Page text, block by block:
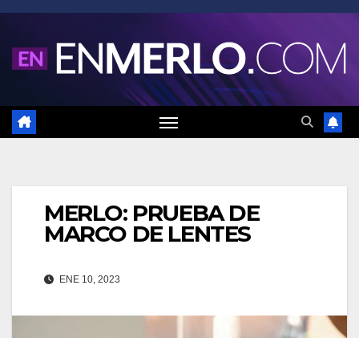
Saltar
contenido
MERLO: PRUEBA DE
MARCO DE LENTES
ENE 10, 2023